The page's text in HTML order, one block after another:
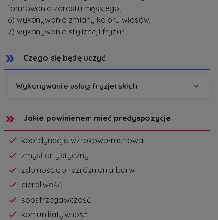
formowania zarostu męskiego;
6) wykonywania zmiany koloru włosów;
7) wykonywania stylizacji fryzur.
Czego się będę uczyć
Wykonywanie usług fryzjerskich
Jakie powinienem mieć predyspozycje
koordynacja wzrokowo-ruchowa
zmysł artystyczny
zdolność do rozróżniania barw
cierpliwość
spostrzegawczość
komunikatywność